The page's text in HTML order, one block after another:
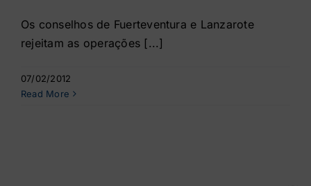
Os conselhos de Fuerteventura e Lanzarote
rejeitam as operações [...]
07/02/2012
Read More